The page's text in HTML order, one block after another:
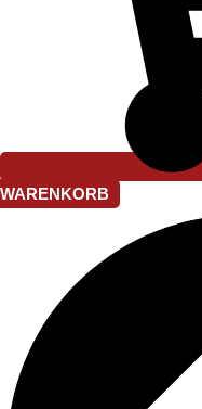
WARENKORB